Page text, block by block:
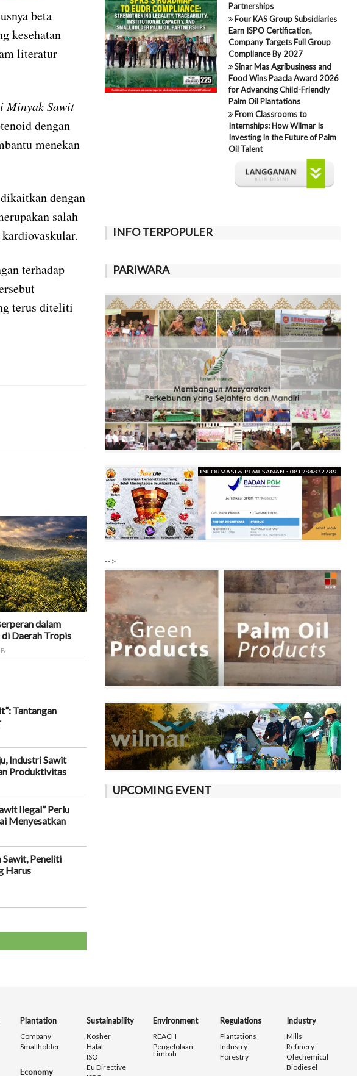
beta
kesehatan
literatur
Minyak Sawit
dengan
menekan
dengan
salah
terhadap
terus diteliti
dalam
Daerah Tropis
Tantangan
Industri Sawit
Produktivitas
Ilegal” Perlu
Menyesatkan
Sawit, Peneliti
Harus
Partnerships
Four KAS Group Subsidiaries
Earn ISPO Certification,
Company Targets Full Group
Compliance By 2027
Sinar Mas Agribusiness and
Food Wins Paacla Award 2026
for Advancing Child-Friendly
Palm Oil Plantations
From Classrooms to
Internships: How Wilmar Is
Investing In the Future of Palm
Oil Talent
INFO TERPOPULER
PARIWARA
-->
UPCOMING EVENT
Plantation
Company
Smallholder
Economy
Sustainability
Kosher
Halal
ISO
Eu Directive
Environment
REACH
Pengelolaan
Limbah
Regulations
Plantations
Industry
Forestry
Industry
Mills
Refinery
Olechemical
Biodiesel